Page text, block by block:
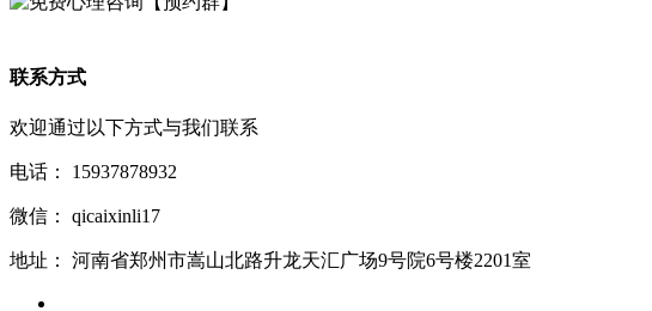
联系方式
欢迎通过以下方式与我们联系
电话： 15937878932
微信： qicaixinli17
地址： 河南省郑州市嵩山北路升龙天汇广场9号院6号楼2201室